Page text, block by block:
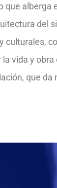
que
del
culturales,
la vida y
que da